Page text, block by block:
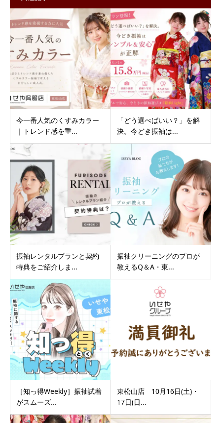
今一番人気のくすみカラー
｜トレンド感を重...
「どう選べばいい？」を解
決。今どき振袖は...
振袖レンタルプランと契約
特典をご紹介しま...
振袖クリーニングのプロが
教えるQ＆A・東...
［知っ得Weekly］振袖試着
がスムーズ...
東松山店 10月16日(土)・
17日(日...